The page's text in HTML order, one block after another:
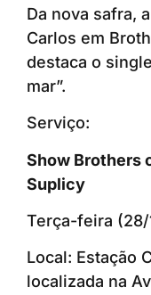
Da nova safra,
Carlos em
destaca o
mar”.
Serviço:
Show Brothers
Suplicy
Terça-feira (28/
Local: Estação
localizada na